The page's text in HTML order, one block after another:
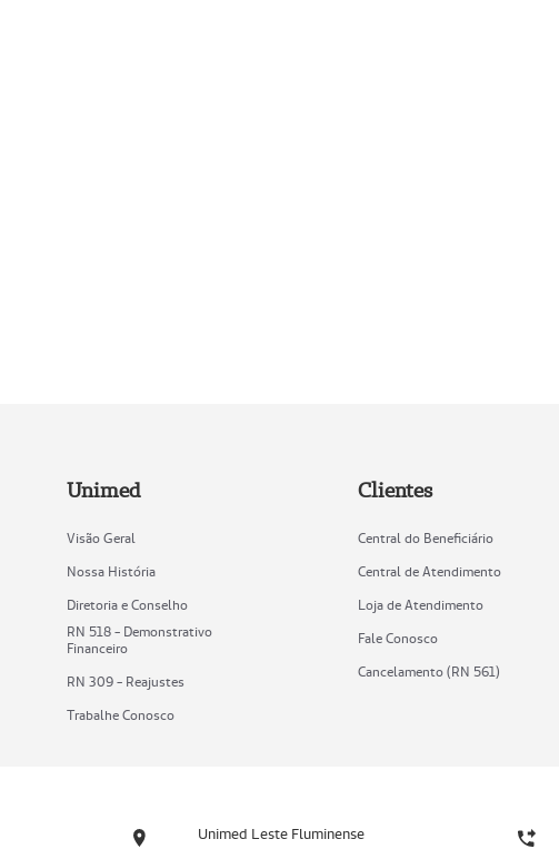
Unimed
Visão Geral
Nossa História
Diretoria e Conselho
RN 518 - Demonstrativo
Financeiro
RN 309 - Reajustes
Trabalhe Conosco
Clientes
Central do Beneficiário
Central de Atendimento
Loja de Atendimento
Fale Conosco
Cancelamento (RN 561)
Unimed Leste Fluminense